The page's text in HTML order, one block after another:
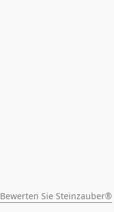
Bewerten Sie Steinzauber®